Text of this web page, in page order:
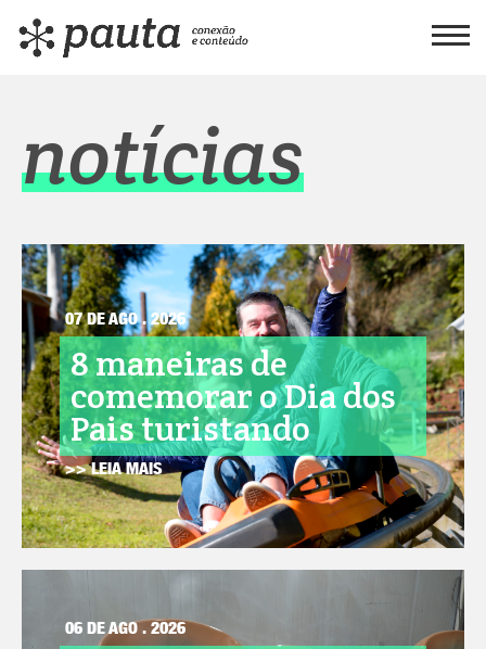
notícias
07 DE AGO . 2026
8 maneiras de
comemorar o Dia dos
Pais turistando
>> LEIA MAIS
06 DE AGO . 2026